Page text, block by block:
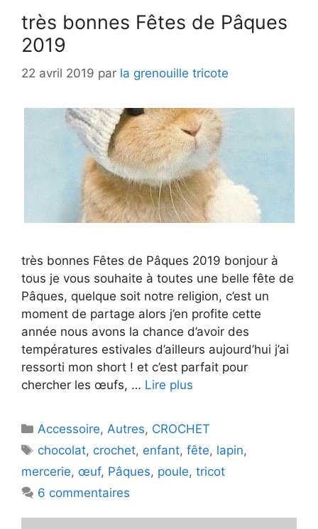
très bonnes Fêtes de Pâques
2019
22 avril 2019 par la grenouille tricote
très bonnes Fêtes de Pâques 2019 bonjour à
tous je vous souhaite à toutes une belle fête de
Pâques, quelque soit notre religion, c’est un
moment de partage alors j’en profite cette
année nous avons la chance d’avoir des
températures estivales d’ailleurs aujourd’hui j’ai
ressorti mon short ! et c’est parfait pour
chercher les œufs, … Lire plus
Catégories
Accessoire,Autres, CROCHET
Étiquettes
chocolat, crochet, enfant,fête, lapin,
mercerie, œuf, Pâques, poule, tricot
6 commentaires